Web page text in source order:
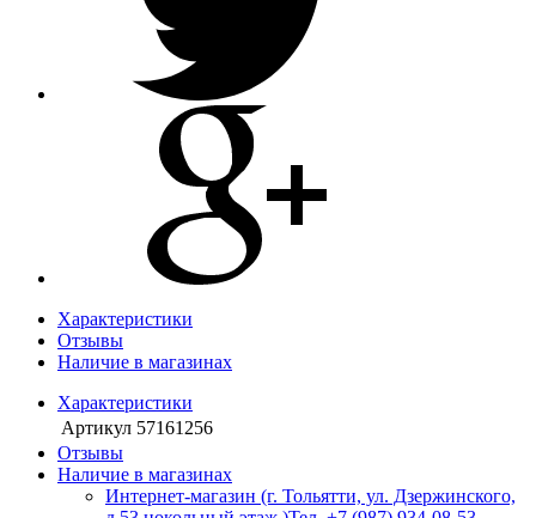
Характеристики
Отзывы
Наличие в магазинах
Характеристики
Артикул 57161256
Отзывы
Наличие в магазинах
Интернет-магазин (г. Тольятти, ул. Дзержинского,